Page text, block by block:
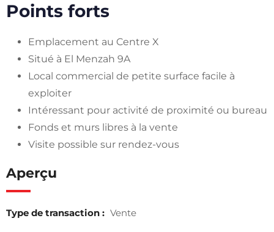
Points forts
Emplacement au Centre X
Situé à El Menzah 9A
Local commercial de petite surface facile à
exploiter
Intéressant pour activité de proximité ou bureau
Fonds et murs libres à la vente
Visite possible sur rendez-vous
Aperçu
Type de transaction : Vente